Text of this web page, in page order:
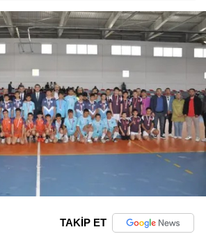
TAKİP ET